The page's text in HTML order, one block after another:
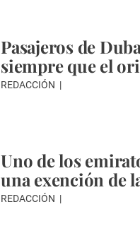
Pasajeros de
siempre que el
REDACCIÓN
Uno de los
una exención de
REDACCIÓN